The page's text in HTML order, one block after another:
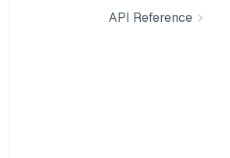
API Reference